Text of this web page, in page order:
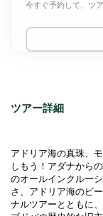
ツアー詳細
アドリア海の真珠、
しもう！アダナから
のオールインクルー
さ、アドリア海のビ
ナルツアーとともに
今すぐ予約して、ツ